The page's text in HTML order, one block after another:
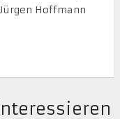
Hoffmann